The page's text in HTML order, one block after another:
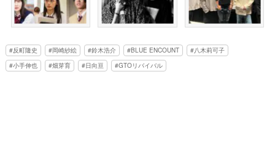
反町隆史 岡崎紗絵 鈴木浩介 BLUE ENCOUNT
八木莉可子
小手伸也
畑芽育 日向亘 GTOリバイバル